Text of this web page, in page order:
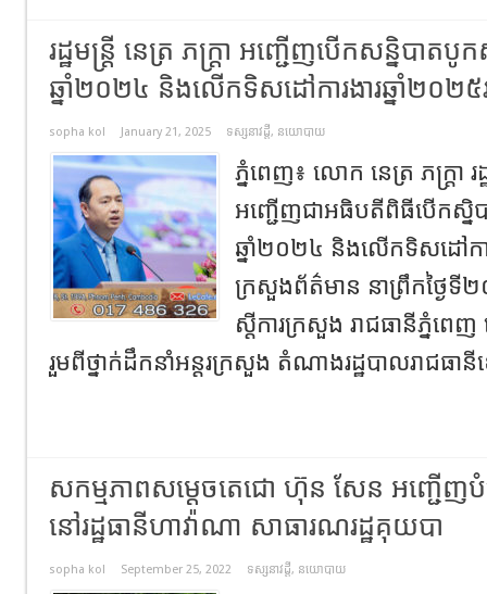
រដ្ឋមន្រ្តី​ នេត្រ​ ភក្ត្រា​ អញ្ជើញបើកសន្និបាត
ឆ្នាំ២០២៤ និងលើកទិសដៅការងារឆ្នាំ២០
sopha kol January 21, 2025 ទស្សនាវដ្តី, នយោបាយ
ភ្នំពេញ​៖ លោក នេត្រ ភក្ត្រា
អញ្ជើញជាអធិបតីពិធីបើកស្និ
ឆ្នាំ២០២៤ និងលើកទិសដៅកា
ក្រសួងព័ត៌មាន នាព្រឹកថ្ងៃទី
ស្តីការក្រសួង រាជធានីភ្នំព
រួមពីថ្នាក់ដឹកនាំអន្តរក្រសួង តំណាងរដ្ឋបាលរាជធានី
សកម្មភាពសម្តេចតេជោ ហ៊ុន សែន អញ្ជើញបំ
នៅរដ្ឋធានីហាវ៉ាណា សាធារណរដ្ឋគុយបា
sopha kol September 25, 2022 ទស្សនាវដ្តី, នយោបាយ